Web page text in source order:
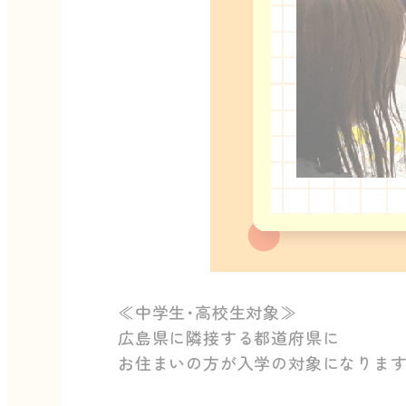
≪中学生･高校生対象≫
広島県に隣接する都道府県に
お住まいの方が入学の対象になりま